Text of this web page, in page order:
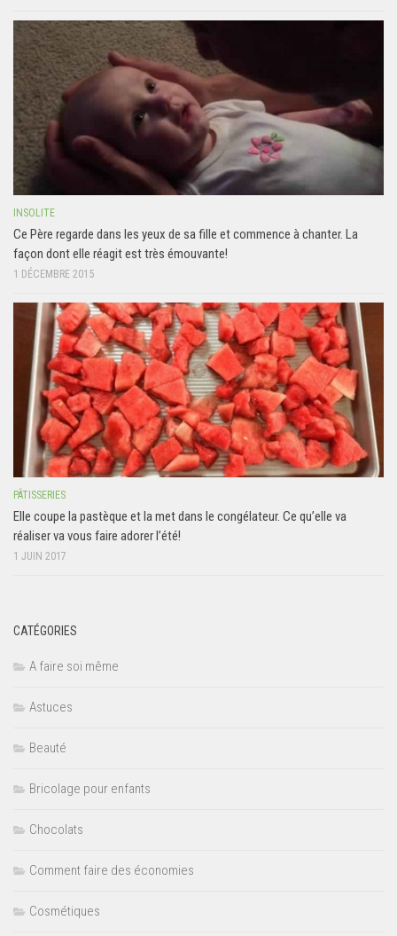
INSOLITE
Ce Père regarde dans les yeux de sa fille et commence à chanter. La
façon dont elle réagit est très émouvante!
1 DÉCEMBRE 2015
PÂTISSERIES
Elle coupe la pastèque et la met dans le congélateur. Ce qu’elle va
réaliser va vous faire adorer l’été!
1 JUIN 2017
CATÉGORIES
A faire soi même
Astuces
Beauté
Bricolage pour enfants
Chocolats
Comment faire des économies
Cosmétiques